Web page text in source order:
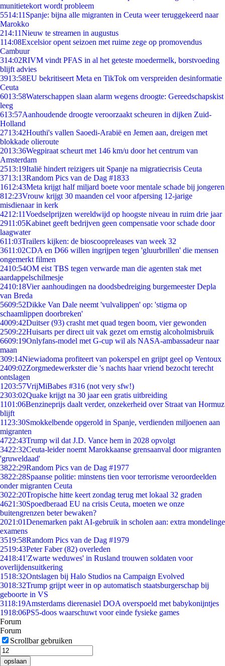
munitietekort wordt probleem
5514:11 Spanje: bijna alle migranten in Ceuta weer teruggekeerd naar
Marokko
214:11Nieuw te streamen in augustus
114:08Excelsior opent seizoen met ruime zege op promovendus
Cambuur
314:02RIVM vindt PFAS in al het geteste moedermelk, borstvoeding
blijft advies
3913:58EU bekritiseert Meta en TikTok om verspreiden desinformatie
Ceuta
6013:58Waterschappen slaan alarm wegens droogte: Gereedschapskist
leeg
613:57Aanhoudende droogte veroorzaakt scheuren in dijken Zuid-
Holland
2713:42Houthi's vallen Saoedi-Arabië en Jemen aan, dreigen met
blokkade olieroute
2013:36Wegpiraat scheurt met 146 km/u door het centrum van
Amsterdam
2513:19Italië hindert reizigers uit Spanje na migratiecrisis Ceuta
3713:13Random Pics van de Dag #1833
1612:43Meta krijgt half miljard boete voor mentale schade bij jongeren
812:23Vrouw krijgt 30 maanden cel voor afpersing 12-jarige
misdienaar in kerk
4212:11Voedselprijzen wereldwijd op hoogste niveau in ruim drie jaar
2911:05Kabinet geeft bedrijven geen compensatie voor schade door
laagwater
611:03Trailers kijken: de bioscoopreleases van week 32
3611:02CDA en D66 willen ingrijpen tegen 'gluurbrillen' die mensen
ongemerkt filmen
2410:54OM eist TBS tegen verwarde man die agenten stak met
aardappelschilmesje
2410:18Vier aanhoudingen na doodsbedreiging burgemeester Depla
van Breda
5609:52Dikke Van Dale neemt 'vulvalippen' op: 'stigma op
schaamlippen doorbreken'
4009:42Duitser (93) crasht met quad tegen boom, vier gewonden
2509:22Huisarts per direct uit vak gezet om ernstig alcoholmisbruik
6609:19Onlyfans-model met G-cup wil als NASA-ambassadeur naar
maan
309:14Niewiadoma profiteert van pokerspel en grijpt geel op Ventoux
2409:02Zorgmedewerkster die 's nachts haar vriend bezocht terecht
ontslagen
1203:57VrijMiBabes #316 (not very sfw!)
2303:02Quake krijgt na 30 jaar een gratis uitbreiding
1101:06Benzineprijs daalt verder, onzekerheid over Straat van Hormuz
blijft
11 23:30Smokkelbende opgerold in Spanje, verdienden miljoenen aan
migranten
4722:43Trump wil dat J.D. Vance hem in 2028 opvolgt
3422:32Ceuta-leider noemt Marokkaanse grensaanval door migranten
'gruweldaad'
3822:29Random Pics van de Dag #1977
3822:28Spaanse politie: minstens tien voor terrorisme veroordeelden
onder migranten Ceuta
3022:20Tropische hitte keert zondag terug met lokaal 32 graden
4621:30Spoedberaad EU na crisis Ceuta, moeten we onze
buitengrenzen beter bewaken?
2021:01Denemarken pakt AI-gebruik in scholen aan: extra mondelinge
examens
3519:58Random Pics van de Dag #1979
2519:43Peter Faber (82) overleden
2418:41'Zwarte weduwes' in Rusland trouwen soldaten voor
overlijdensuitkering
1518:32Ontslagen bij Halo Studios na Campaign Evolved
3018:32Trump grijpt weer in op automatisch staatsburgerschap bij
geboorte in VS
3118:19Amsterdams dierenasiel DOA overspoeld met babykonijntjes
1918:06PS5-doos waarschuwt voor einde fysieke games
Forum
Forum
Scrollbar gebruiken
opslaan